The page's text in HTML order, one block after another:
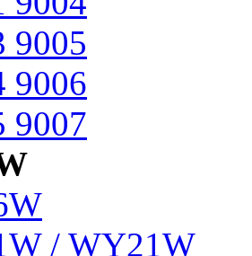
9005
9006
9007
/ WY21W